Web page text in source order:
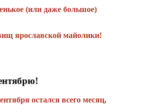
(или даже большое)
ярославской майолики!
остался всего месяц,